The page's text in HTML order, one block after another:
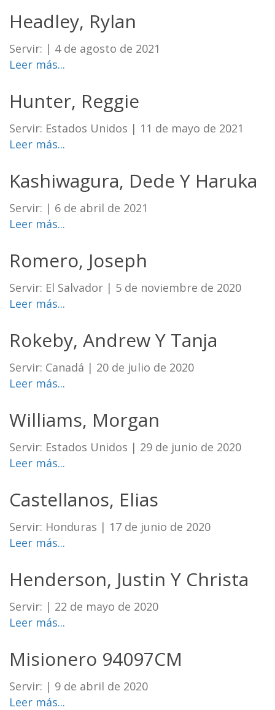
Headley, Rylan
Servir: | 4 de agosto de 2021
Leer más...
Hunter, Reggie
Servir: Estados Unidos | 11 de mayo de 2021
Leer más...
Kashiwagura, Dede Y Haruka
Servir: | 6 de abril de 2021
Leer más...
Romero, Joseph
Servir: El Salvador | 5 de noviembre de 2020
Leer más...
Rokeby, Andrew Y Tanja
Servir: Canadá | 20 de julio de 2020
Leer más...
Williams, Morgan
Servir: Estados Unidos | 29 de junio de 2020
Leer más...
Castellanos, Elias
Servir: Honduras | 17 de junio de 2020
Leer más...
Henderson, Justin Y Christa
Servir: | 22 de mayo de 2020
Leer más...
Misionero 94097CM
Servir: | 9 de abril de 2020
Leer más...